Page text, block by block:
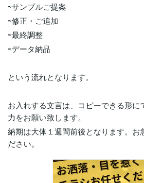
⇨サンプルご提案
⇨修正・ご追加
⇨最終調整
⇨データ納品
という流れとなります。
お入れする文言は、コピーできる形に
力をお願い致します。
納期は大体１週間前後となります。お
ださい。